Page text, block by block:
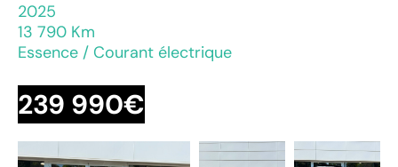
2025
13 790 Km
Essence / Courant électrique
239 990€